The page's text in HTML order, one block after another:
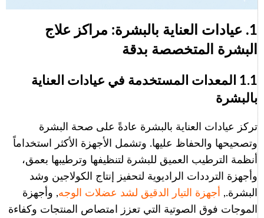
1. عيادات العناية بالبشرة: مراكز علاج
البشرة المتخصصة بدقة
1.1 المعدات المستخدمة في عيادات العناية
بالبشرة
تركز عيادات العناية بالبشرة عادةً على صحة البشرة
وتصحيحها والحفاظ عليها. وتشمل الأجهزة الأكثر استخداماً
أنظمة الترطيب العميق للبشرة لتنظيفها وترطيبها بعمق،
وأجهزة الترددات الراديوية لتحفيز إنتاج الكولاجين وشد
البشرة.,
أجهزة التيار الدقيق لشد عضلات الوجه, وأجهزة
الموجات فوق الصوتية التي تعزز امتصاص المنتجات وكفاءة